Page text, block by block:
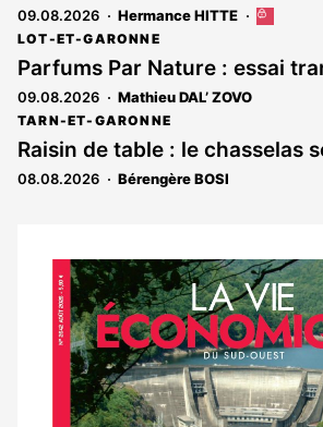
09.08.2026 Hermance HITTE
Cet
réservé
LOT-ET-GARONNE
Parfums Par Nature : essai
09.08.2026 Mathieu DAL’ ZOVO
TARN-ET-GARONNE
Raisin de table : le chasselas
08.08.2026 Bérengère BOSI
Notre
dernier
magazine